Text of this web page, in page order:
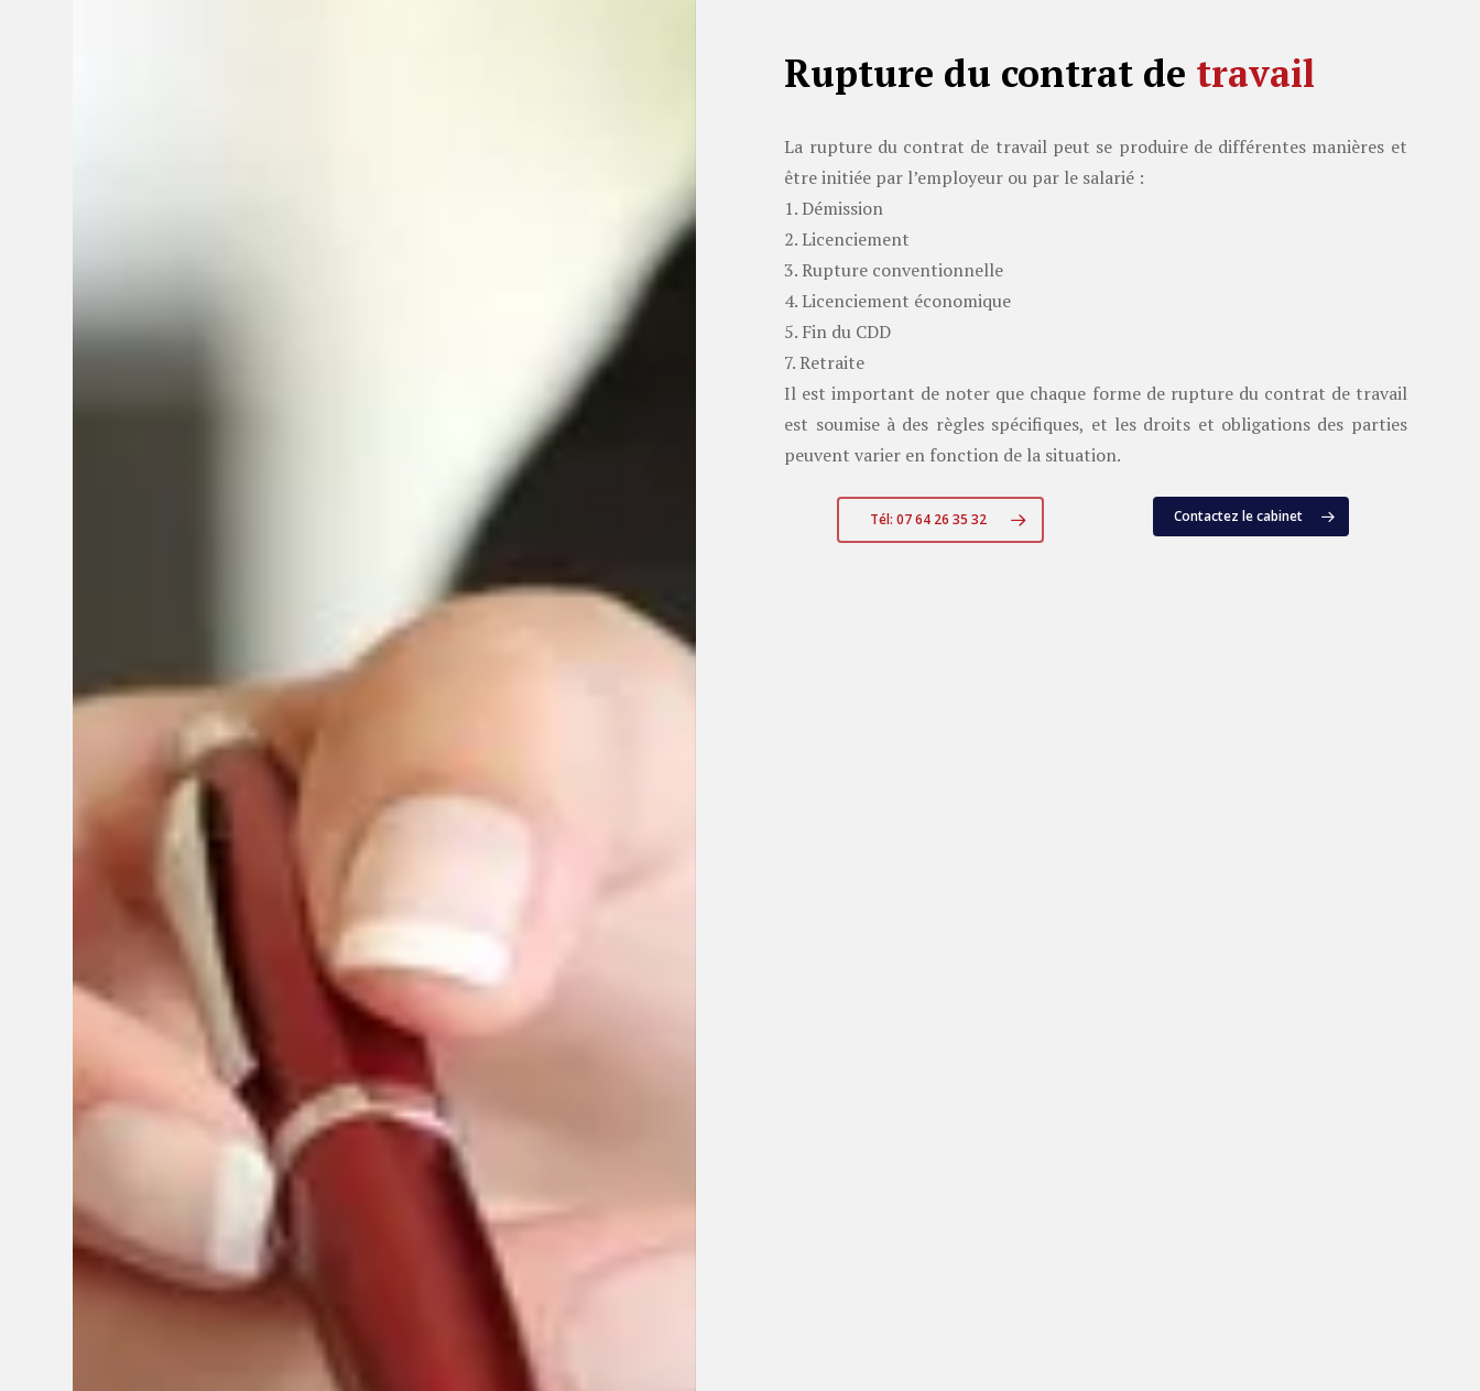
Rupture du contrat de travail
La rupture du contrat de travail peut se produire de différentes manières et
être initiée par l’employeur ou par le salarié :
1. Démission
2. Licenciement
3. Rupture conventionnelle
4. Licenciement économique
5. Fin du CDD
7. Retraite
Il est important de noter que chaque forme de rupture du contrat de travail
est soumise à des règles spécifiques, et les droits et obligations des parties
peuvent varier en fonction de la situation.
Tél: 07 64 26 35 32 Contactez le cabinet